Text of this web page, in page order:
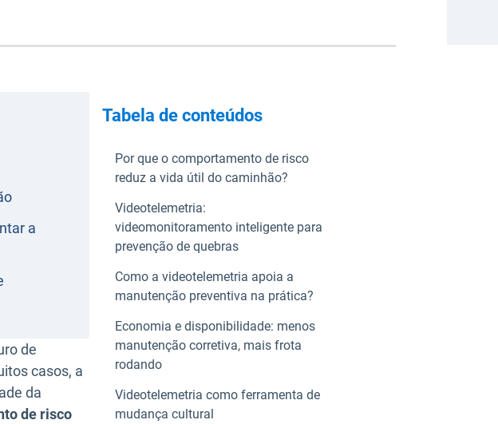
a
de
casos, a
da
de risco
Tabela de conteúdos
Por que o comportamento de risco
reduz a vida útil do caminhão?
Videotelemetria:
videomonitoramento inteligente para
prevenção de quebras
Como a videotelemetria apoia a
manutenção preventiva na prática?
Economia e disponibilidade: menos
manutenção corretiva, mais frota
rodando
Videotelemetria como ferramenta de
mudança cultural